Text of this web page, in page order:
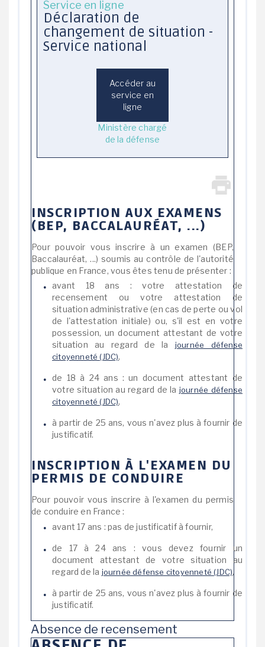
Service en ligne
Déclaration de
changement de situation -
Service national
Accéder au
service en
ligne
Ministère chargé
de la défense
INSCRIPTION AUX EXAMENS
(BEP, BACCALAURÉAT, ...)
Pour pouvoir vous inscrire à un examen (BEP,
Baccalauréat, ...) soumis au contrôle de l'autorité
publique en France, vous êtes tenu de présenter :
avant 18 ans : votre attestation de
recensement ou votre attestation de
situation administrative (en cas de perte ou vol
de l'attestation initiale) ou, s'il est en votre
possession, un document attestant de votre
situation au regard de la journée défense
citoyenneté (JDC),
de 18 à 24 ans : un document attestant de
votre situation au regard de la journée défense
citoyenneté (JDC),
à partir de 25 ans, vous n'avez plus à fournir de
justificatif.
INSCRIPTION À L'EXAMEN DU
PERMIS DE CONDUIRE
Pour pouvoir vous inscrire à l'examen du permis
de conduire en France :
avant 17 ans : pas de justificatif à fournir,
de 17 à 24 ans : vous devez fournir un
document attestant de votre situation au
regard de la journée défense citoyenneté (JDC),
à partir de 25 ans, vous n'avez plus à fournir de
justificatif.
Absence de recensement